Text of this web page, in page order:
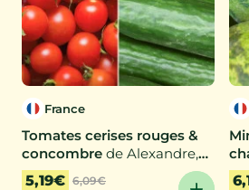
France
Tomates cerises rouges &
concombre de Alexandre,
Aurélie
5,19€ 6,09€
de